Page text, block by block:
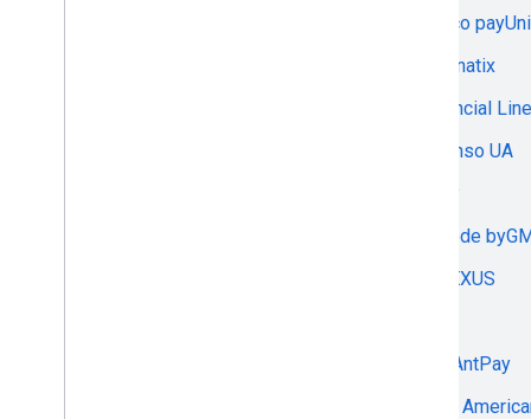
Fexco
Fibonatix
Financial Line
Finanso UA
finby
fincode
FINEXUS
FireAntPay
First